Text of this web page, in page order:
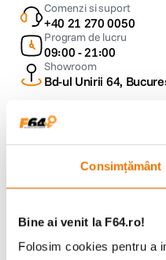
Consimțământ
Bine ai venit la F64.ro!
Folosim cookies pentru a
Comenzi si suport
+40 21 270 0050
Program de lucru
09:00 - 21:00
Showroom
Bd-ul Unirii 64,